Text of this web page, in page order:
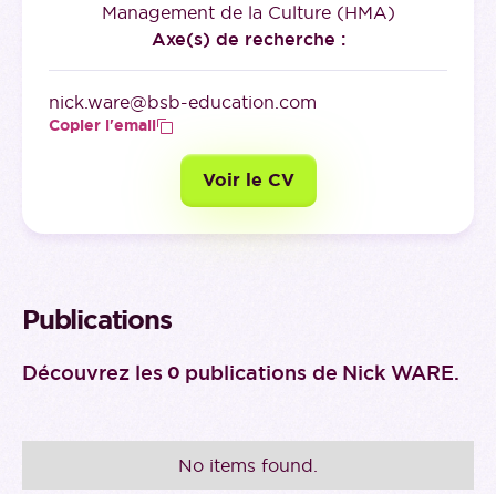
Management de la Culture (HMA)
Axe(s) de recherche :
nick.ware@bsb-education.com
Copier l'email
Voir le CV
Publications
Découvrez les 0 publications de Nick WARE.
No items found.